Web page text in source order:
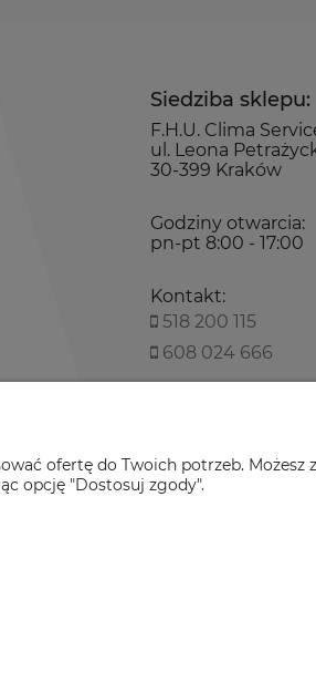
Siedziba sklepu:
F.H.U. Clima
ul. Leona
30-399 Kraków
Godziny otwarcia:
pn-pt 8:00 - 17:00
Kontakt:
518 200 115
608 024 666
ofertę do Twoich potrzeb. Możesz
opcję "Dostosuj zgody".